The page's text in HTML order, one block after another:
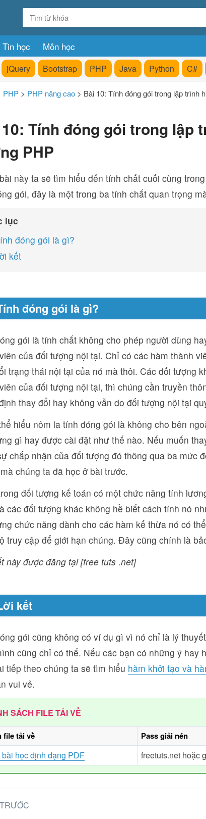
Tin học Môn học
jQuery Bootstrap PHP Java Python C#
PHP > PHP nâng cao > Bài 10: Tính đóng gói trong lập trình
Tính đóng gói trong lập
PHP
này ta sẽ tìm hiểu đến tính chất cuối cùng
gói, đây là một trong ba tính chất quan trọng
lục
đóng gói là gì?
kết
đóng gói là gì?
gói là tính chất không cho phép người dùng
của đối tượng nội tại. Chỉ có các hàm thành
trạng thái nội tại của nó mà thôi. Các đối tượng
của đối tượng nội tại, thì chúng cần truyền
thay đổi hay không vẫn do đối tượng nội tại
hiểu nôm la tính đóng gói là không cho bên
gì hay được cài đặt như thế nào. Nếu muốn
chấp nhận của đối tượng đó thông qua ba mức
chúng ta đã học ở bài trước.
đối tượng kế toán có một chức năng tính
các đối tượng khác không hề biết cách tính nó
chức năng dành cho các hàm kế thừa nó có
truy cập để giới hạn chúng. Đây cũng chính là
này được đăng tại [free tuts .net]
kết
gói cũng không có ví dụ gì vì nó chỉ là lý
cũng chỉ có thế. Nếu các bạn có những ý hay
tiếp theo chúng ta sẽ tìm hiểu hàm khởi tạo và
vui vẻ.
SÁCH FILE TẢI VỀ
file tải về Pass giải nén
bài học định dạng PDF freetuts.net hoặc